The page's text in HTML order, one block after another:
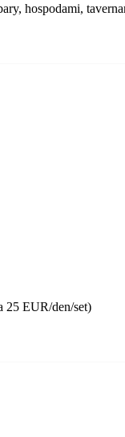
hospodami,
25 EUR/den/set)